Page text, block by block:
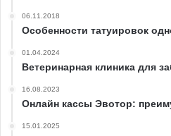
06.11.2018
Особенности татуировок
01.04.2024
Ветеринарная клиника для
16.08.2023
Онлайн кассы Эвотор:
15.01.2025